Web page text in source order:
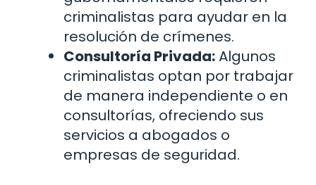
criminalistas para ayudar en la
resolución de crímenes.
Consultoría Privada:Algunos
criminalistas optan por trabajar
de manera independiente o en
consultorías, ofreciendo sus
servicios a abogados o
empresas de seguridad.